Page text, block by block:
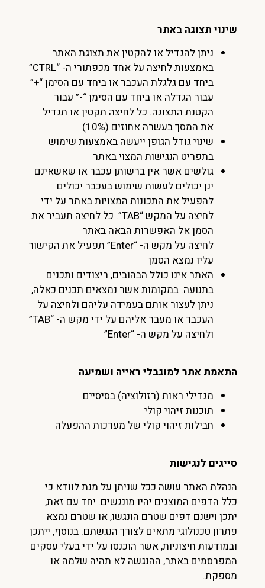
שינוי תצוגה באתר
ניתן להגדיל או להקטין את תצוגת האתר
באמצעות לחיצה על אחד מכפתורי ה- “CTRL”
ביחד עם גלגלת העכבר או ביחד עם הסימן “+”
עבור הגדלה או ביחד עם הסימן “-” עבור
הקטנת התצוגה. כל לחיצה תקטין או תגדיל
את המסך בעשרה אחוזים (10%)
שינוי גודל הגופן ייעשה באמצעות שימוש
בתפריט הנגישות המצוי באתר
גולשים אשר אין ברשותן עכבר או שאשאינם
ינן יכולים לעשות שימוש בעכבר יכולים
להפעיל את התכונות המצויות באתר על ידי
לחיצה על המקש “TAB”. כל לחיצה תעביר את
הסמן אל האפשרות הבאה באתר
לחיצה על מקש ה- “Enter” תפעיל את הקישור
עליו נמצא הסמן
האתר אינו כולל הבהובים, ריצודים ותכנים
בתנועה. במקומות אשר נמצאים תכנים כאלה,
ניתן לעצור אותם בעמידה עליהם ולחיצה על
העכבר או מעבר אליהם על ידי מקש ה- “TAB”
ולחיצה על מקש ה- “Enter”
התאמת אתר למוגבלי ראייה ושמיעה
מגדילי ראות (רזולוציה) בסיסיים
תוכנות זיהוי קולי
חבילות זיהוי קולי של מערכות ההפעלה
סייגים לנגישות
הנהלת האתר עושה ככל שניתן על מנת לוודא כי
כלל הדפים המוצגים יהיו מונגשים. יחד עם זאת,
יתכן וישנם דפים שטרם הונגשו, או שטרם נמצא
פתרון טכנולוגי מתאים לצורך הנגשתם. בנוסף, ייתכן
ובמודעות חיצוניות, אשר הוכנסו על ידי בעלי עסקים
המפרסמים באתר, ההנגשה לא תהיה שלמה או
מספקת.